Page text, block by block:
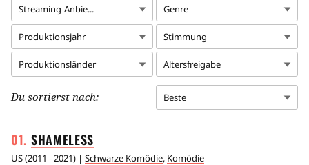
Streaming-Anbie... Genre
Produktionsjahr Stimmung
Produktionsländer Altersfreigabe
Du sortierst nach: Beste
SHAMELESS
US(2011 - 2021) | Schwarze Komödie, Komödie